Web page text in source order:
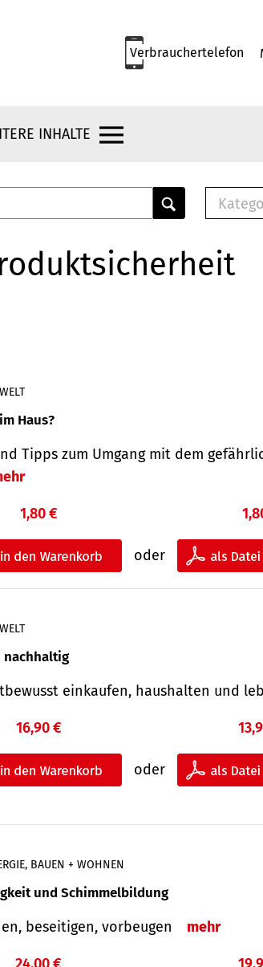
Verbrauchertelefon
INHALTE
Haus?
Tipps zum Um­gang mit dem
1,80 €
oder
nachhaltig
einkaufen, haushalten und
16,90 €
oder
BAUEN + WOHNEN
und Schimmelbildung
beseitigen, vorbeugen mehr
24,00 €